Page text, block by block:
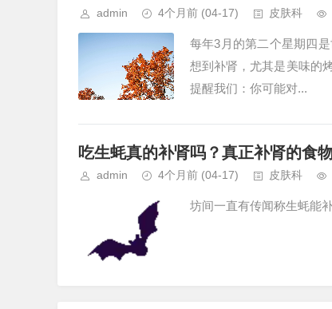
admin 4个月前 (04-17) 皮肤科
每年3月的第二个星期四
想到补肾，尤其是美味的
提醒我们：你可能对...
吃生蚝真的补肾吗？真正补肾的食
admin 4个月前 (04-17) 皮肤科
坊间一直有传闻称生蚝能